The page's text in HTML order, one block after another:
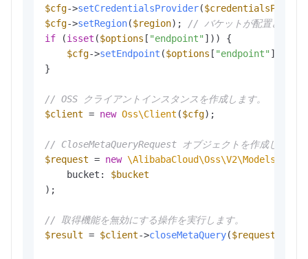
$cfg->setCredentialsProvider(
$cfg->setRegion($region);
// バケットが配置されて
if (isset ($options [ "endpoint" ])) {
$cfg->setEndpoint ($options [ "endpoint" ]);
}
// OSS クライアントインスタンスを作成します。
$client = new Oss\Client ($cfg);
// CloseMetaQueryRequest オブジェクトを作成して、バ
$request = new
    bucket:
$bucket
);
// 取得機能を無効にする操作を実行します。
$result = $client->closeMetaQuery($request